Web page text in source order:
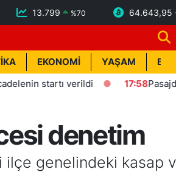
13.799 %70 64.643,95
EKONOMİ YAŞAM BİK
startı verildi 17:58 Pasajda ölü
denetim
ilçe genelindeki kasap